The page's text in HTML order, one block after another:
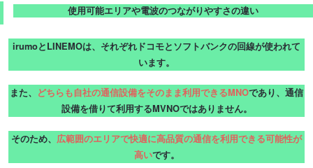
使用可能エリアや電波のつながりやすさの違い
irumoとLINEMOは、それぞれドコモとソフトバンクの回線が使われて
います。
また、 どちらも自社の通信設備をそのまま利用できるMNOであり、通信
設備を借りて利用するMVNOではありません。
そのため、 広範囲のエリアで快適に高品質の通信を利用できる可能性が
高いです。